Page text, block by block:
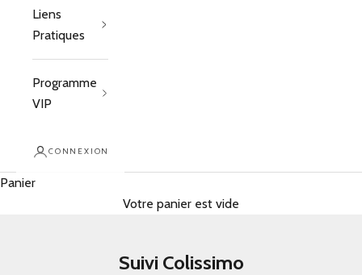
Liens
Pratiques
Programme
VIP
CONNEXION
Panier
Votre panier est vide
Suivi Colissimo